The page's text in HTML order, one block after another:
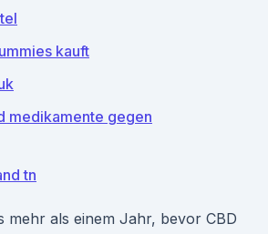
kauft
medikamente gegen
tn
mehr als einem Jahr, bevor CBD